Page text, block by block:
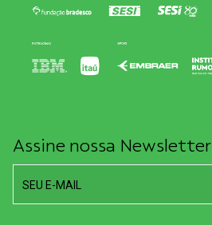
Assine nossa Newsletter
SEU E-MAIL